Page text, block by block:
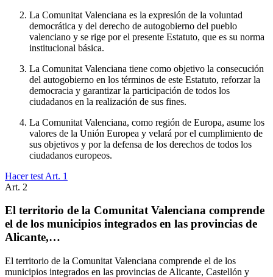
La Comunitat Valenciana es la expresión de la voluntad
democrática y del derecho de autogobierno del pueblo
valenciano y se rige por el presente Estatuto, que es su norma
institucional básica.
La Comunitat Valenciana tiene como objetivo la consecución
del autogobierno en los términos de este Estatuto, reforzar la
democracia y garantizar la participación de todos los
ciudadanos en la realización de sus fines.
La Comunitat Valenciana, como región de Europa, asume los
valores de la Unión Europea y velará por el cumplimiento de
sus objetivos y por la defensa de los derechos de todos los
ciudadanos europeos.
Hacer test Art. 1
Art. 2
El territorio de la Comunitat Valenciana comprende
el de los municipios integrados en las provincias de
Alicante,…
El territorio de la Comunitat Valenciana comprende el de los
municipios integrados en las provincias de Alicante, Castellón y